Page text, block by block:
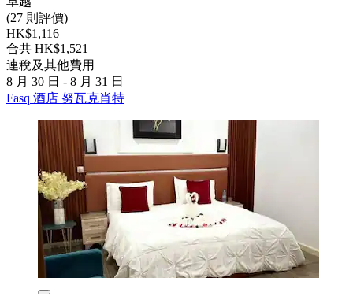
(27 則評價)
HK$1,116
合共 HK$1,521
連稅及其他費用
8 月 30 日 - 8 月 31 日
Fasq 酒店 努瓦克肖特